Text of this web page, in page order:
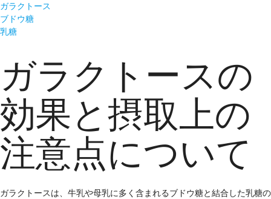
ガラクトース
ブドウ糖
乳糖
ガラクトースの
効果と摂取上の
注意点について
ガラクトースは、牛乳や母乳に多く含まれるブドウ糖と結合した乳糖の